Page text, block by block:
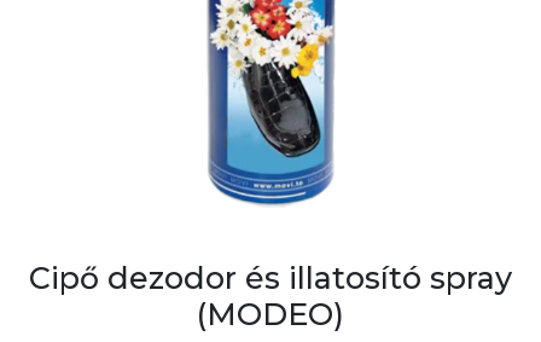
Cipő dezodor és illatosító spray
(MODEO)